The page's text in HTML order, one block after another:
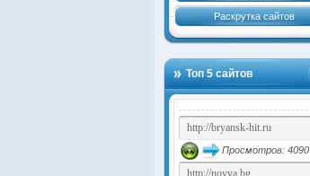
Раскрутка сайтов
Топ 5 сайтов
Просмотров: 4090